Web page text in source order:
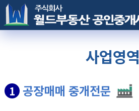
사업영역
1 공장매매 중개전문